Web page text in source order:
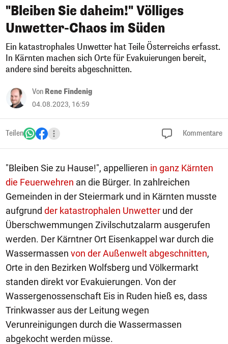
"Bleiben Sie daheim!" Völliges
Unwetter-Chaos im Süden
Ein katastrophales Unwetter hat Teile Österreichs erfasst.
In Kärnten machen sich Orte für Evakuierungen bereit,
andere sind bereits abgeschnitten.
Von Rene Findenig
04.08.2023, 16:59
Teilen Kommentare
"Bleiben Sie zu Hause!", appellieren in ganz Kärnten
die Feuerwehren an die Bürger. In zahlreichen
Gemeinden in der Steiermark und in Kärnten musste
aufgrund der katastrophalen Unwetter und der
Überschwemmungen Zivilschutzalarm ausgerufen
werden. Der Kärntner Ort Eisenkappel war durch die
Wassermassen von der Außenwelt abgeschnitten,
Orte in den Bezirken Wolfsberg und Völkermarkt
standen direkt vor Evakuierungen. Von der
Wassergenossenschaft Eis in Ruden hieß es, dass
Trinkwasser aus der Leitung wegen
Verunreinigungen durch die Wassermassen
abgekocht werden müsse.